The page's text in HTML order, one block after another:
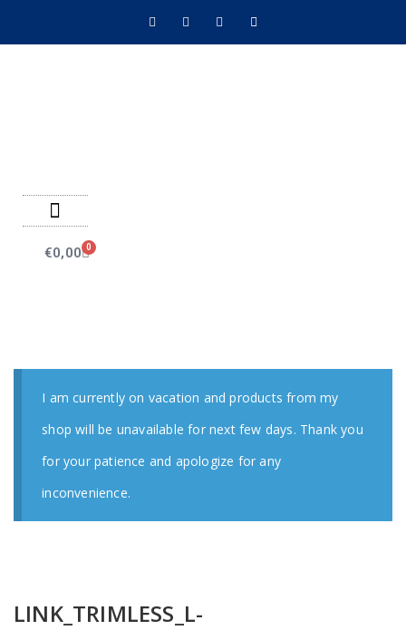
€0,00 0
I am currently on vacation and products from my
shop will be unavailable for next few days. Thank you
for your patience and apologize for any
inconvenience.
LINK_TRIMLESS_L-